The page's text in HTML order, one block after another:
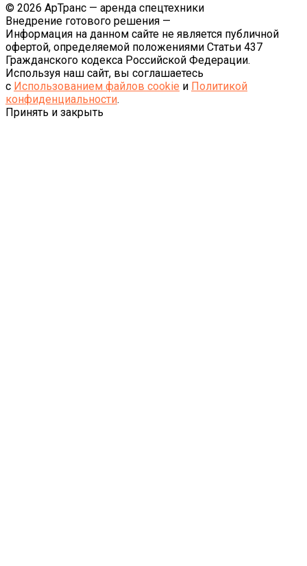
© 2026 АрТранс — аренда спецтехники
Внедрение готового решения —
Информация на данном сайте не является публичной
офертой, определяемой положениями Статьи 437
Гражданского кодекса Российской Федерации.
Используя наш сайт, вы соглашаетесь
с Использованием файлов cookie и Политикой
конфиденциальности.
Принять и закрыть